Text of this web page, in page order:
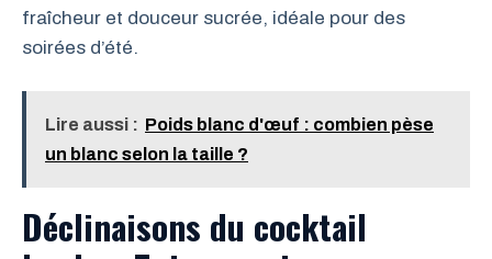
fraîcheur et douceur sucrée, idéale pour des
soirées d’été.
Lire aussi : Poids blanc d'œuf : combien pèse
un blanc selon la taille ?
Déclinaisons du cocktail